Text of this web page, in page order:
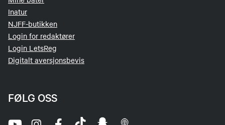
Inatur
NJFF-butikken
Login for redaktører
Login LetsReg
Digitalt aversjonsbevis
FØLG OSS